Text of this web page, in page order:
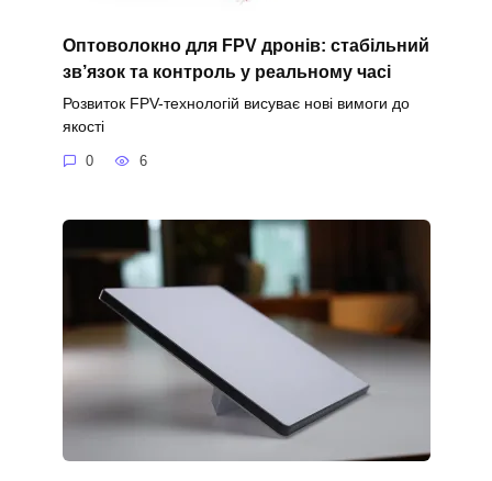
Оптоволокно для FPV дронів: стабільний
зв’язок та контроль у реальному часі
Розвиток FPV-технологій висуває нові вимоги до
якості
0 6